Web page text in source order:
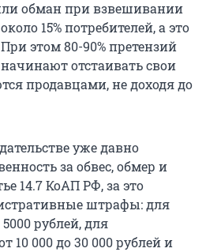
обман при взвешивании
15% потребителей, а это
этом 80-90% претензий
отстаивать свои
продавцами, не доходя до
уже давно
за обвес, обмер и
14.7 КоАП РФ, за это
штрафы: для
рублей, для
10 000 до 30 000 рублей и